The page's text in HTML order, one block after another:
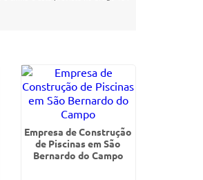
Empresa de Construção
de Piscinas em São
Bernardo do Campo